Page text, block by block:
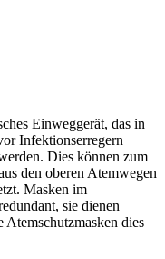
Einweggerät, das in
Infektionserregern
Dies können zum
den oberen Atemwegen
Masken im
sie dienen
Atemschutzmasken dies